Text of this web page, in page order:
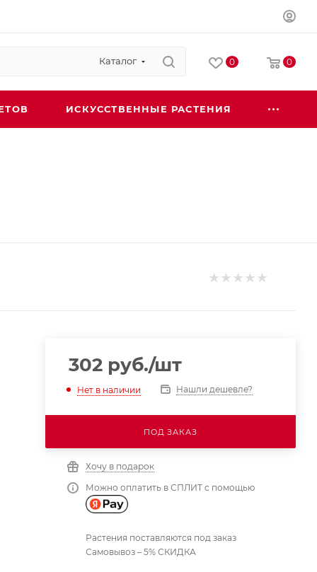
Каталог 0 0
ИСКУССТВЕННЫЕ РАСТЕНИЯ
302руб./шт
Нет в наличии Нашли дешевле?
ПОД ЗАКАЗ
Хочу в подарок
Можно оплатить в СПЛИТ с помощью
Растения поставляются под заказ
Самовывоз – 5% СКИДКА